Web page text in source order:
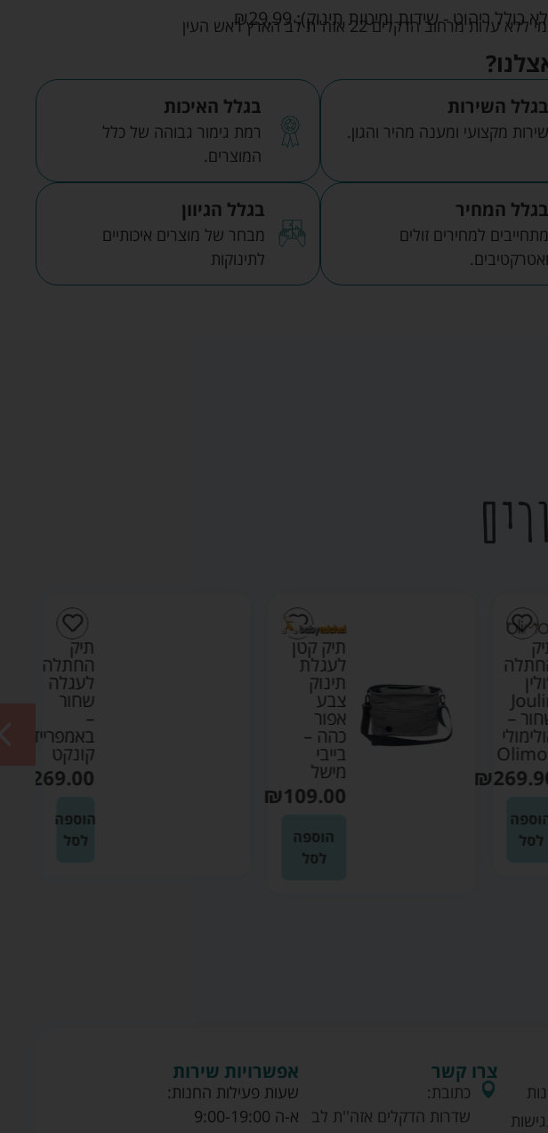
כולל ריהוט - שידות ומיטות תינוק): ₪29.99 עלות מרחוב הדקלים 22 אזה"ת לב הארץ ראש העין
בגלל השירות
שירות מקצועי ומענה מהיר והגון.
בגלל האיכות
רמת גימור גבוהה של כלל
המוצרים.
בגלל המחיר
מתחייבים למחירים זולים
ואטרקטיבים.
בגלל הגיוון
מבחר של מוצרים איכותיים
לתינוקות
–
₪
לסל
תיק קטן
לעגלת
תינוק
צבע
אפור
כהה –
בייבי
מישל
₪109.00
הוספה
לסל
תיק
החתלה
לעגלה
שחור
–
באמפריידר
קונקט
269.00
הוספה
לסל
צרו קשר
כתובת:
שדרות הדקלים אזה''ת לב
אפשרויות שירות
שעות פעילות החנות:
א-ה 9:00-19:00